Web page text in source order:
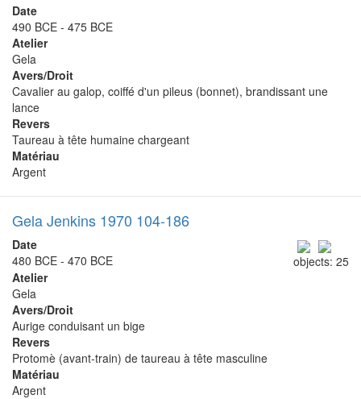
Date
490 BCE - 475 BCE
Atelier
Gela
Avers/Droit
Cavalier au galop, coiffé d'un pileus (bonnet), brandissant une
lance
Revers
Taureau à tête humaine chargeant
Matériau
Argent
Gela Jenkins 1970 104-186
objects: 25
Date
480 BCE - 470 BCE
Atelier
Gela
Avers/Droit
Aurige conduisant un bige
Revers
Protomè (avant-train) de taureau à tête masculine
Matériau
Argent